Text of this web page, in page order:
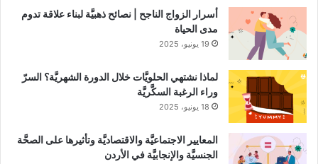
أسرار الزواج الناجح | نصائح ذهبيَّة لبناء علاقة تدوم
مدى الحياة
19 يونيو، 2025
لماذا نشتهي الحلويَّات خلال الدورة الشهريَّة؟ السرّ
وراء الرغبة السكَّريَّة
18 يونيو، 2025
المعايير الاجتماعيَّة والاقتصاديَّة وتأثيرها على الصحَّة
الجنسيَّة والإنجابيَّة في الأردن